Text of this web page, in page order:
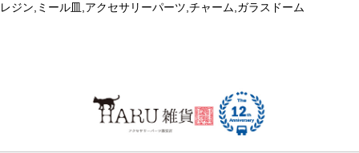
レジン,ミール皿,アクセサリーパーツ,チャーム,ガラスドーム